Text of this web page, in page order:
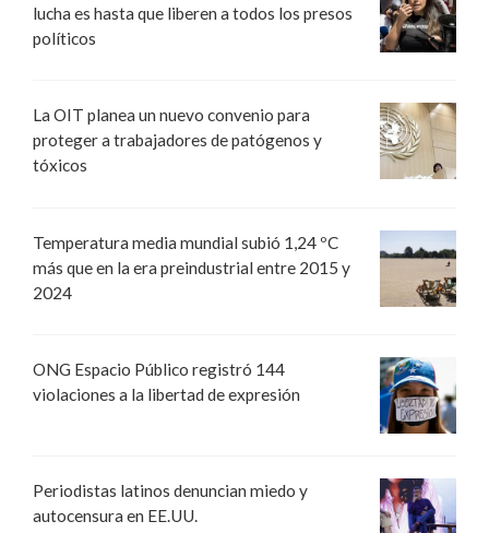
lucha es hasta que liberen a todos los presos
políticos
La OIT planea un nuevo convenio para
proteger a trabajadores de patógenos y
tóxicos
Temperatura media mundial subió 1,24 ºC
más que en la era preindustrial entre 2015 y
2024
ONG Espacio Público registró 144
violaciones a la libertad de expresión
Periodistas latinos denuncian miedo y
autocensura en EE.UU.